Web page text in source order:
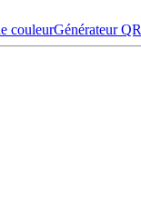
couleurGénérateur QR